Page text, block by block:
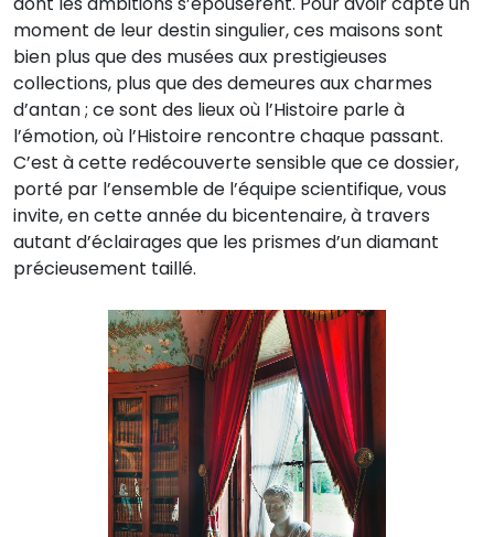
moment de leur destin singulier, ces maisons sont
bien plus que des musées aux prestigieuses
collections, plus que des demeures aux charmes
d’antan ; ce sont des lieux où l’Histoire parle à
l’émotion, où l’Histoire rencontre chaque passant.
C’est à cette redécouverte sensible que ce dossier,
porté par l’ensemble de l’équipe scientifique, vous
invite, en cette année du bicentenaire, à travers
autant d’éclairages que les prismes d’un diamant
précieusement taillé.